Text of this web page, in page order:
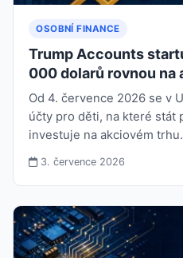
OSOBNÍ FINANCE
Trump Accounts
000 dolarů rovnou na
Od 4. července 2026 se v
účty pro děti, na které stát
investuje na akciovém
3. července 2026